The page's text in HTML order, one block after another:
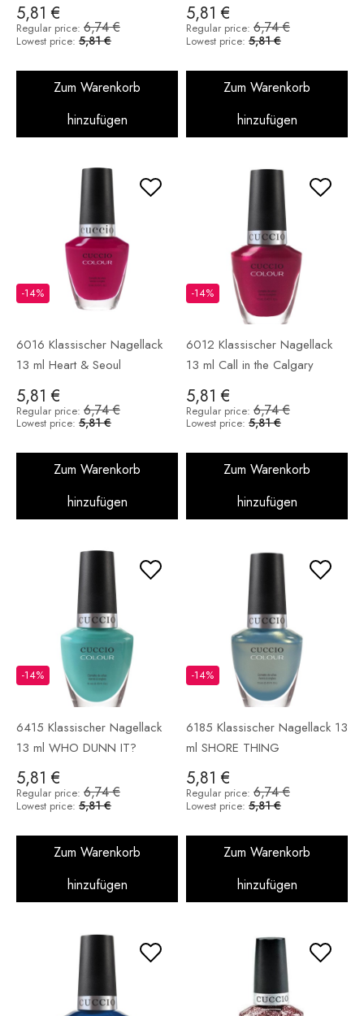
5,81 €
Regular price: 6,74 €
Lowest price: 5,81 €
Zum Warenkorb
hinzufügen
5,81 €
Regular price: 6,74 €
Lowest price: 5,81 €
Zum Warenkorb
hinzufügen
6016 Klassischer Nagellack
13 ml Heart & Seoul
5,81 €
-14%
Regular price: 6,74 €
Lowest price: 5,81 €
Zum Warenkorb
hinzufügen
6012 Klassischer Nagellack
13 ml Call in the Calgary
5,81 €
-14%
Regular price: 6,74 €
Lowest price: 5,81 €
Zum Warenkorb
hinzufügen
6415 Klassischer Nagellack
13 ml WHO DUNN IT?
5,81 €
-14%
Regular price: 6,74 €
Lowest price: 5,81 €
Zum Warenkorb
hinzufügen
6185 Klassischer Nagellack 13
ml SHORE THING
5,81 €
-14%
Regular price: 6,74 €
Lowest price: 5,81 €
Zum Warenkorb
hinzufügen